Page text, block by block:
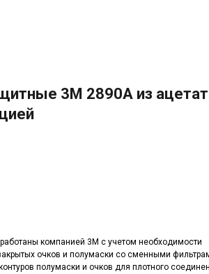
3М 2890A из
компанией 3М с учетом необходимости
очков и полумаски со сменными
полумаски и очков для плотного